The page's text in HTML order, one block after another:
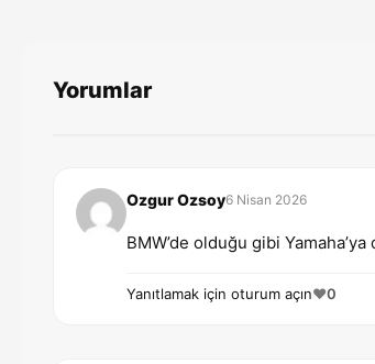
Yorumlar
Ozgur Ozsoy6 Nisan 2026
BMW’de olduğu gibi
Yanıtlamak için oturum açın❤️0